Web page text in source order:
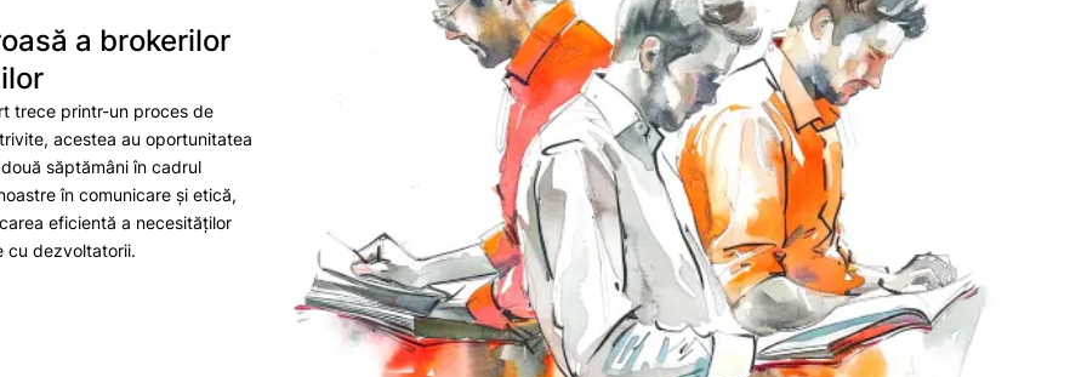
a brokerilor
trece printr-un proces de
acestea au oportunitatea
săptămâni în cadrul
în comunicare și etică,
eficientă a necesităților
cu dezvoltatorii.